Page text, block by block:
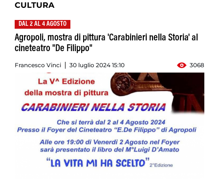
CULTURA
DAL 2 AL 4 AGOSTO
Agropoli, mostra di pittura 'Carabinieri nella Storia' al
cineteatro "De Filippo"
Francesco Vinci 30 luglio 2024 15:10 3068